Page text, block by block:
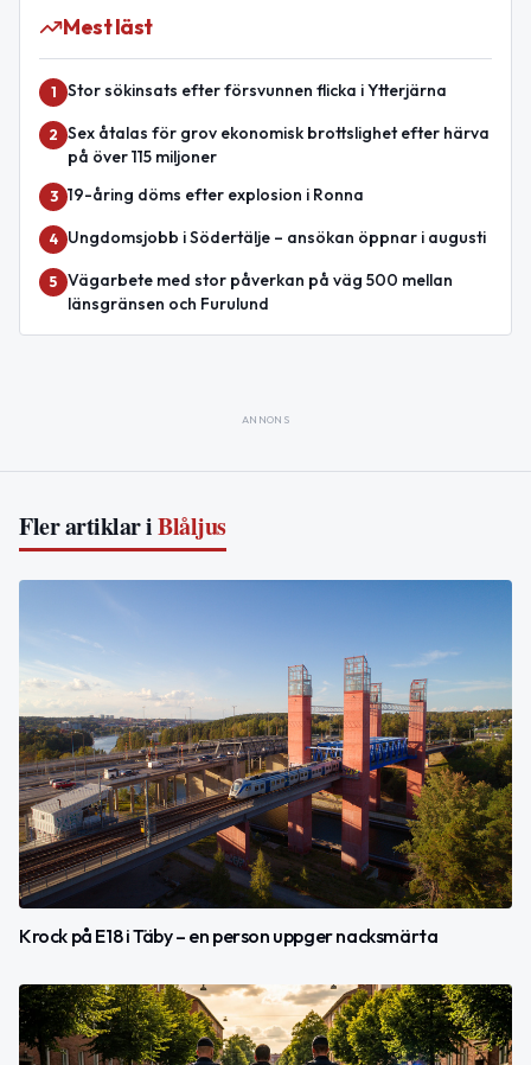
Mest läst
1 Stor sökinsats efter försvunnen flicka i Ytterjärna
2 Sex åtalas för grov ekonomisk brottslighet efter härva
på över 115 miljoner
3 19-åring döms efter explosion i Ronna
4 Ungdomsjobb i Södertälje – ansökan öppnar i augusti
5 Vägarbete med stor påverkan på väg 500 mellan
länsgränsen och Furulund
ANNONS
Fler artiklar iBlåljus
Krock på E18 i Täby – en person uppger nacksmärta